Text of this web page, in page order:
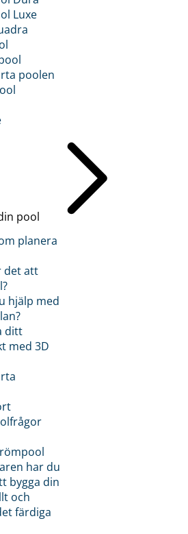
Luxe
poolen
pool
planera
det att
hjälp med
ditt
med 3D
har du
bygga din
och
färdiga